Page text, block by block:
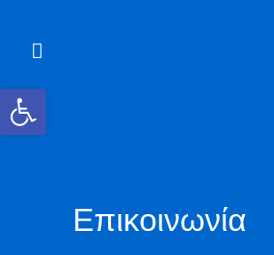
Ανοίξτε τη γραμμή
Επικοινωνία